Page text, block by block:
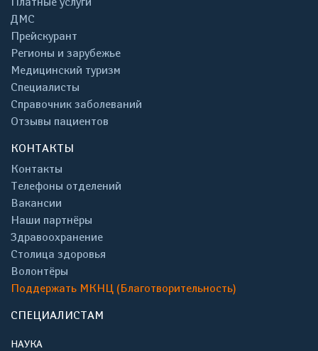
ДМС
Прейскурант
Регионы и зарубежье
Медицинский туризм
Специалисты
Справочник заболеваний
Отзывы пациентов
КОНТАКТЫ
Контакты
Телефоны отделений
Вакансии
Наши партнёры
Здравоохранение
Столица здоровья
Волонтёры
Поддержать МКНЦ (Благотворительность)
СПЕЦИАЛИСТАМ
НАУКА